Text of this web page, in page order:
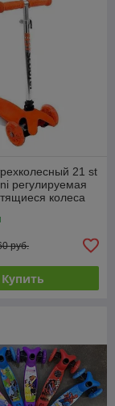
21 st
регулируемая
колеса
руб.
Купить